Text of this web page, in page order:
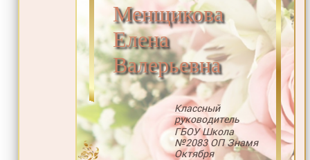
Менщикова
Елена
Валерьевна
Классный
руководитель
ГБОУ Школа
№2083 ОП Знамя
Октября